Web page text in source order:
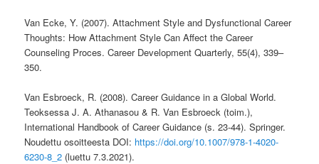
Van Ecke, Y. (2007). Attachment Style and Dysfunctional Career
Thoughts: How Attachment Style Can Affect the Career
Counseling Proces. Career Development Quarterly, 55(4), 339–
350.
Van Esbroeck, R. (2008). Career Guidance in a Global World.
Teoksessa J. A. Athanasou & R. Van Esbroeck (toim.),
International Handbook of Career Guidance (s. 23-44). Springer.
Noudettu osoitteesta DOI: https://doi.org/10.1007/978-1-4020-
6230-8_2 (luettu 7.3.2021).